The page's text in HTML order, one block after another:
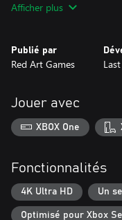
La nuit tombe sur la
pouvoir en place.
rejouabilité grâce à ses
arrangés et des différents
Seul le centre du
qui vous visent et de tout
Une seule règle à
BAÄA.
Afficher plus
Publié par
Red Art Games
Jouer avec
XBOX One
Fonctionnalités
4K Ultra HD Un
Optimisé pour Xbox